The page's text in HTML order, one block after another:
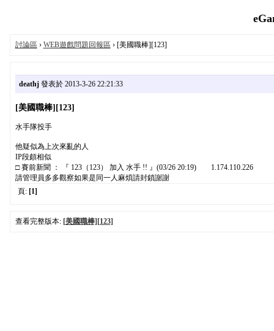
討論區 › WEB遊戲問題回報區 › [美國職棒][123]
deathj發表於 2013-3-26 22:21:33
[美國職棒][123]
水手隊投手
他疑似為上次來亂的人
IP段頗相似
□ 賽前新聞 ： 『 123（123） 加入 水手 !! 』(03/26 20:19) 1.174.110.226
請管理員多多觀察如果是同一人麻煩請封鎖謝謝
頁: [1]
查看完整版本: [美國職棒][123]